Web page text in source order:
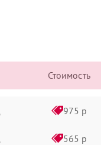
Стоимость
975 р
565 р